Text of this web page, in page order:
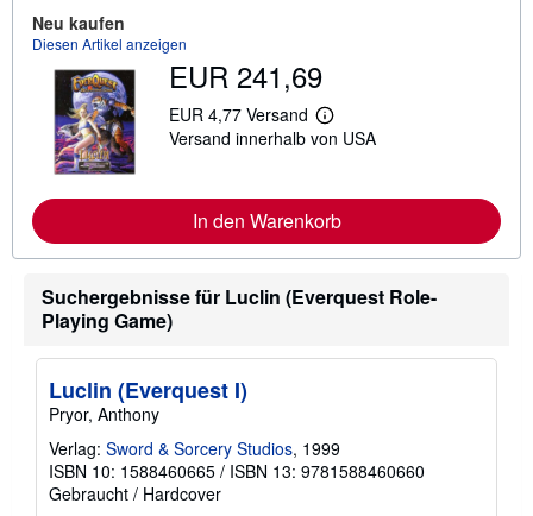
i
o
n
z
u
e
s
a
k
n
Neu kaufen
Diesen Artikel anzeigen
EUR 241,69
EUR 4,77 Versand
W
e
e
I
n
o
a
e
n
z
Versand innerhalb von USA
In den Warenkorb
Suchergebnisse für Luclin (Everquest Role-
Playing Game)
Luclin (Everquest I)
Pryor, Anthony
Verlag: Sword & Sorcery Studios, 1999
ISBN 10: 1588460665 / ISBN 13: 9781588460660
Gebraucht / Hardcover